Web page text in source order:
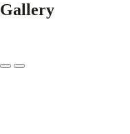
Gallery